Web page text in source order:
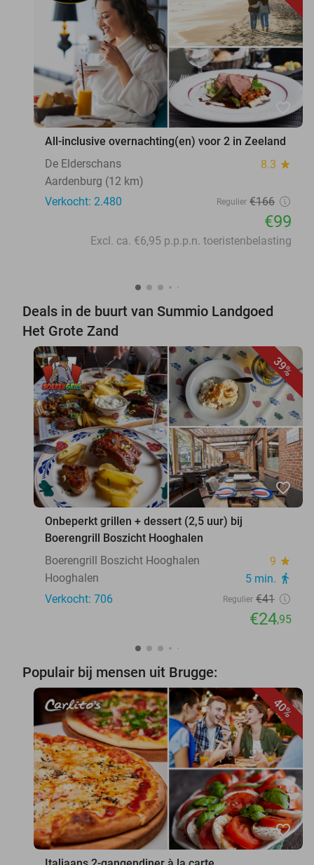
favorite_border
All-inclusive overnachting(en) voor 2 in Zeeland
De Elderschans
8.3 star
Aardenburg (12 km)
Verkocht: 2.480
Regulier €166
€99
Excl. ca. €6,95 p.p.p.n. toeristenbelasting
Deals in de buurt van Summio Landgoed
Het Grote Zand
39%
favorite_border
Onbeperkt grillen + dessert (2,5 uur) bij
Boerengrill Boszicht Hooghalen
Boerengrill Boszicht Hooghalen
9 star
Hooghalen 5 min. directions_walk
Verkocht: 706 Regulier €41
€24,95
Populair bij mensen uit Brugge:
40%
favorite_border